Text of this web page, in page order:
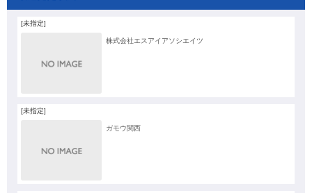
[未指定]
株式会社エスアイアソシエイツ
[未指定]
ガモウ関西